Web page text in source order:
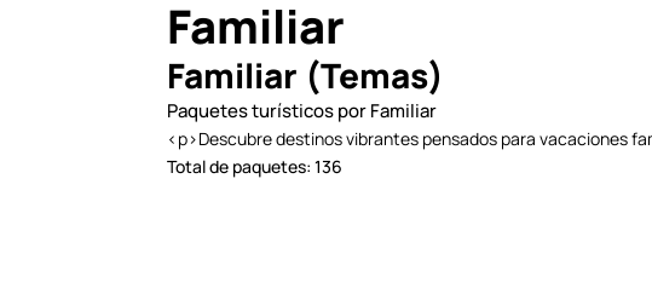
Familiar
Familiar (Temas)
Paquetes turísticos por Familiar
<p>Descubre destinos vibrantes pensados para vacaciones
Total de paquetes: 136